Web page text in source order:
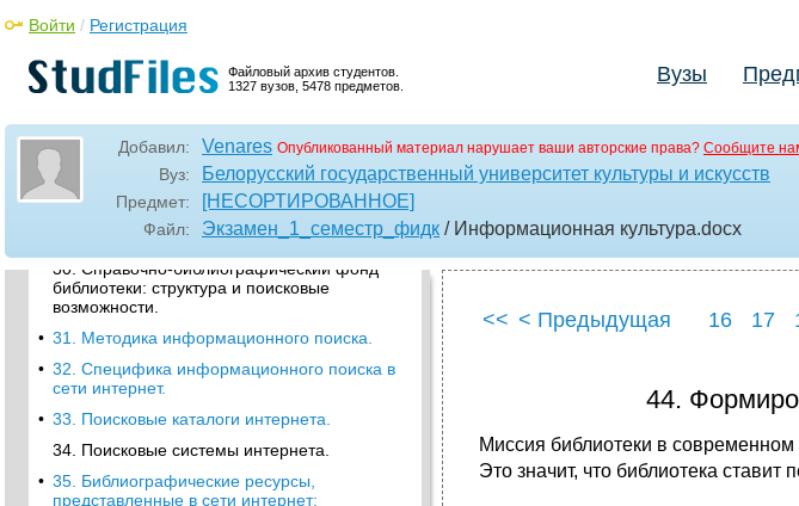
Файловый архив студентов.
1327 вузов, 5478 предметов.
Войти / Регистрация
Вузы
Добавил: Venares Опубликованный материал нарушает ваши авторские права? Сообщите
Вуз: Белорусский государственный университет культуры и искусств
Предмет: [НЕСОРТИРОВАННОЕ]
Файл: Экзамен_1_семестр_фидк / Информационная культура.docx
информации.
безопасность. Защита личности от
информационных угроз в библиотеке
поиска.
28. Библиотека как информационно-
поисковая система.
29. Библиотечные каталоги: виды и
особенности поиска информации в них.
30. Справочно-библиографический фонд
библиотеки: структура и поисковые
возможности.
• 31. Методика информационного поиска.
• 32. Специфика информационного поиска в
сети интернет.
• 33. Поисковые каталоги интернета.
34. Поисковые системы интернета.
• 35. Библиографические ресурсы,
представленные в сети интернет:
<< < Предыдущая 16 17
44.
Миссия библиотеки в
Это значит, что библиотека